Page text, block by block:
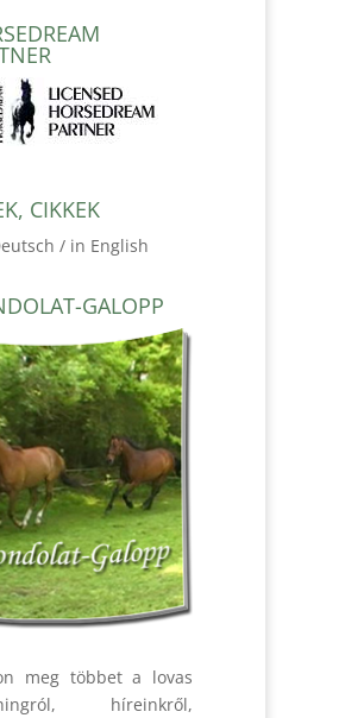
CIKKEK
/ in English
GALOPP
meg többet a lovas
híreinkről,